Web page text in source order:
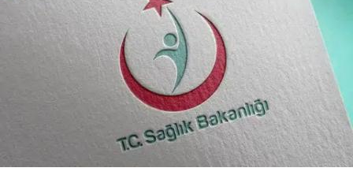
Burdur
Bursa
Çanakkale
Çankırı